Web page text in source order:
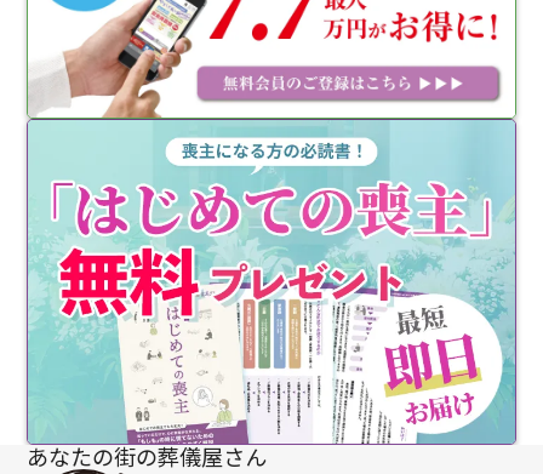
あなたの街の葬儀屋さん